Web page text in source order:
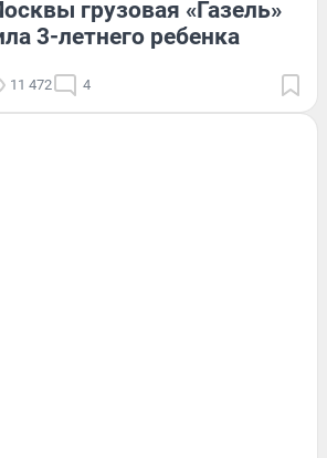
грузовая «Газель»
3-летнего ребенка
11 472 4